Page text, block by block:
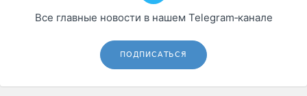
Все главные новости в нашем Telegram‑канале
ПОДПИСАТЬСЯ